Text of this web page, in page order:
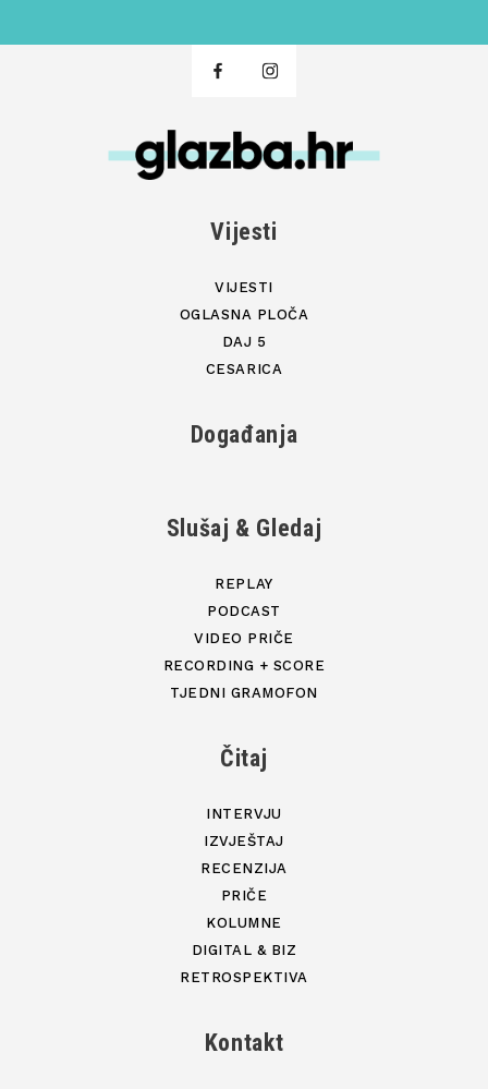
Vijesti
VIJESTI
OGLASNA PLOČA
DAJ 5
CESARICA
Događanja
Slušaj & Gledaj
REPLAY
PODCAST
VIDEO PRIČE
RECORDING + SCORE
TJEDNI GRAMOFON
Čitaj
INTERVJU
IZVJEŠTAJ
RECENZIJA
PRIČE
KOLUMNE
DIGITAL & BIZ
RETROSPEKTIVA
Kontakt